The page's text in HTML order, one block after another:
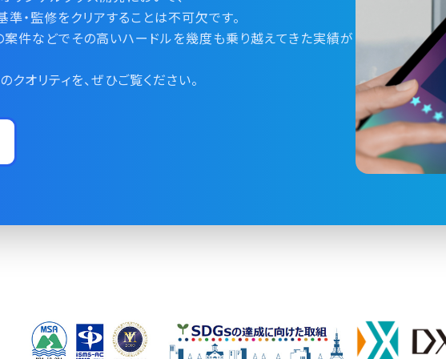
・監修をクリアすることは不可欠です。
案件などでその高いハードルを幾度も乗り越えてきた実績が
オリティを、ぜひご覧ください。